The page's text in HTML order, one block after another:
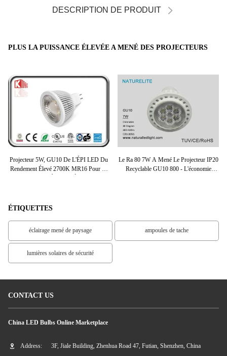
DESCRIPTION DE PRODUIT
PLUS LA PUISSANCE ÉLEVÉE A MENÉ DES PROJECTEURS
Projecteur 5W, GU10 De L'ÉPI LED Du
Rendement Élevé 2700K MR16 Pour La
Le Ra 80 7W A Mené Le Projecteur IP20
Recyclable GU10 800 - L'économie
ÉTIQUETTES
éclairage mené de paysage ampoules de tache
lumières solaires de sécurité
CONTACT US
China LED Bulbs Online Marketplace
Address: 3F, Jiale Building, Zhenhua Road 47, Futian, Shenzhen, China